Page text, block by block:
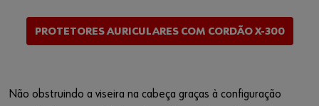
PROTETORES AURICULARES COM CORDÃO X-300
Não obstruindo a viseira na cabeça graças à configuração